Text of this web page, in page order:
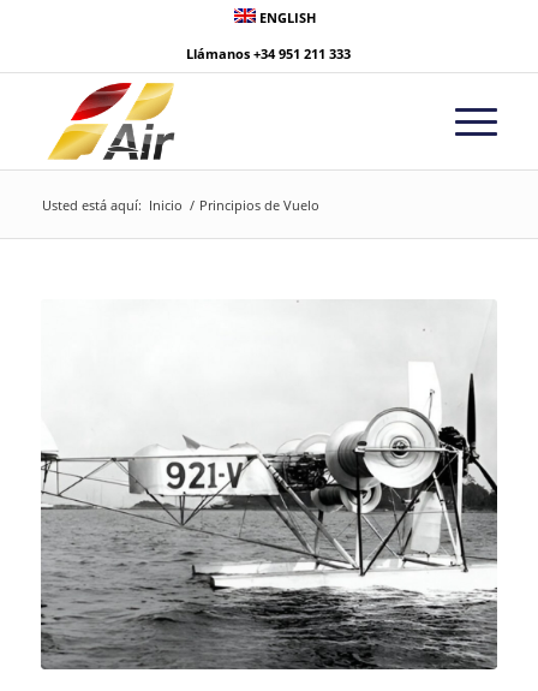
ENGLISH
Llámanos+34 951 211 333
Usted está aquí: Inicio / Principios de Vuelo